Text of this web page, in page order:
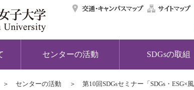
センターの活動 SDGsの取組
センターの活動 第10回SDGsセミナー「SDGs・